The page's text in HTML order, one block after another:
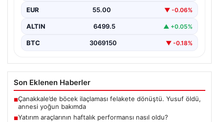
EUR 55.00 ▼ -0.06%
ALTIN 6499.5 ▲ +0.05%
BTC 3069150 ▼ -0.18%
Son Eklenen Haberler
■Çanakkale’de böcek ilaçlaması felakete dönüştü. Yusuf öldü,
annesi yoğun bakımda
■Yatırım araçlarının haftalık performansı nasıl oldu?